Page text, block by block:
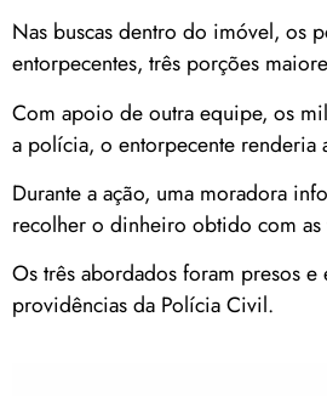
Nas buscas dentro do imóvel, os
entorpecentes, três porções
Com apoio de outra equipe, os
a polícia, o entorpecente renderia
Durante a ação, uma moradora
recolher o dinheiro obtido com as
Os três abordados foram presos
providências da Polícia Civil.